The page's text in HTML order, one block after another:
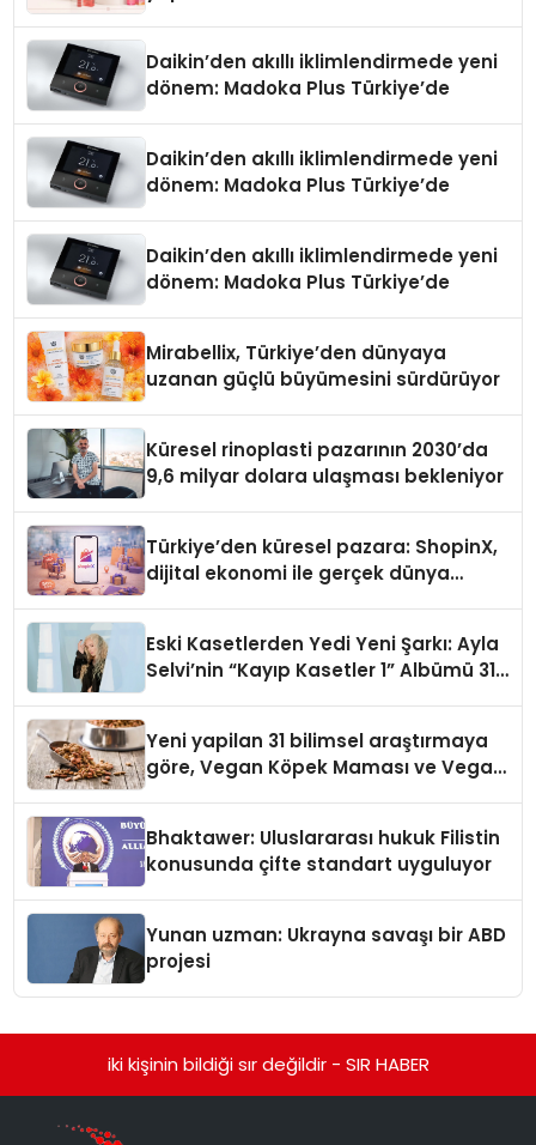
Daikin’den akıllı iklimlendirmede yeni
dönem: Madoka Plus Türkiye’de
Daikin’den akıllı iklimlendirmede yeni
dönem: Madoka Plus Türkiye’de
Daikin’den akıllı iklimlendirmede yeni
dönem: Madoka Plus Türkiye’de
Mirabellix, Türkiye’den dünyaya
uzanan güçlü büyümesini sürdürüyor
Küresel rinoplasti pazarının 2030’da
9,6 milyar dolara ulaşması bekleniyor
Türkiye’den küresel pazara: ShopinX,
dijital ekonomi ile gerçek dünya
Eski Kasetlerden Yedi Yeni Şarkı: Ayla
Selvi’nin “Kayıp Kasetler 1” Albümü 31
Yeni yapilan 31 bilimsel araştırmaya
göre, Vegan Köpek Maması ve Vegan
Bhaktawer: Uluslararası hukuk Filistin
konusunda çifte standart uyguluyor
Yunan uzman: Ukrayna savaşı bir ABD
projesi
iki kişinin bildiği sır değildir - SIR HABER